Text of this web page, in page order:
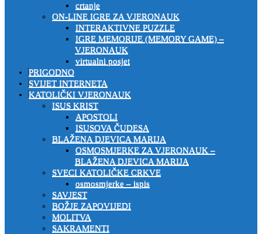
crtanje
ON-LINE IGRE ZA VJERONAUK
INTERAKTIVNE PUZZLE
IGRE MEMORIJE (MEMORY GAME) –
VJERONAUK
virtualni posjet
PRIGODNO
SVIJET INTERNETA
KATOLIČKI VJERONAUK
ISUS KRIST
APOSTOLI
ISUSOVA ČUDESA
BLAŽENA DJEVICA MARIJA
OSMOSMJERKE ZA VJERONAUK –
BLAŽENA DJEVICA MARIJA
SVECI KATOLIČKE CRKVE
osmosmjerke – ispis
SAVJEST
BOŽJE ZAPOVIJEDI
MOLITVA
SAKRAMENTI